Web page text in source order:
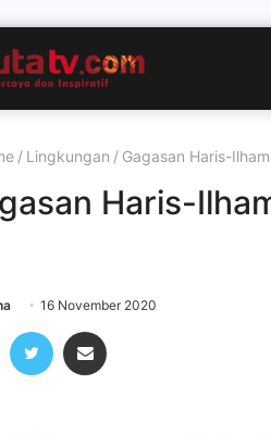
/ Lingkungan / Gagasan Haris-
Haris-
16 November 2020
FacebookTwitter